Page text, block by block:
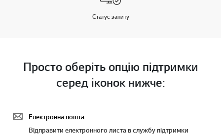
Статус запиту
Просто оберіть опцію підтримки
серед іконок нижче:
Електронна пошта
Відправити електронного листа в службу підтримки